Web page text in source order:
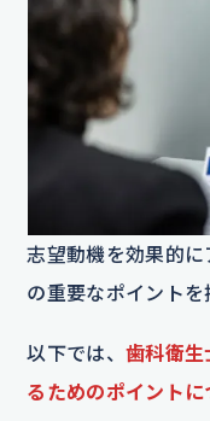
志望動機を効果的
の重要なポイントを
以下では、 歯科衛生
るためのポイント